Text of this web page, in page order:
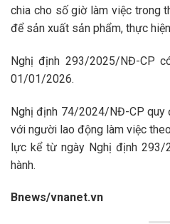
chia cho số giờ làm việc trong
để sản xuất sản phẩm, thực
Nghị định 293/2025/NĐ-CP
01/01/2026.
Nghị định 74/2024/NĐ-CP
với người lao động làm việc
lực kể từ ngày Nghị định
hành.
Bnews/vnanet.vn